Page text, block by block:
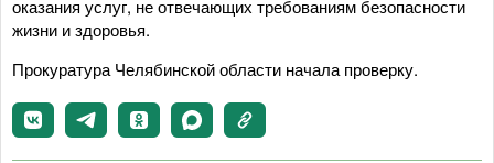
оказания услуг, не отвечающих требованиям безопасности
жизни и здоровья.
Прокуратура Челябинской области начала проверку.